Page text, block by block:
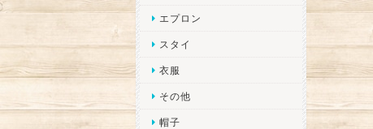
エプロン
スタイ
衣服
その他
帽子